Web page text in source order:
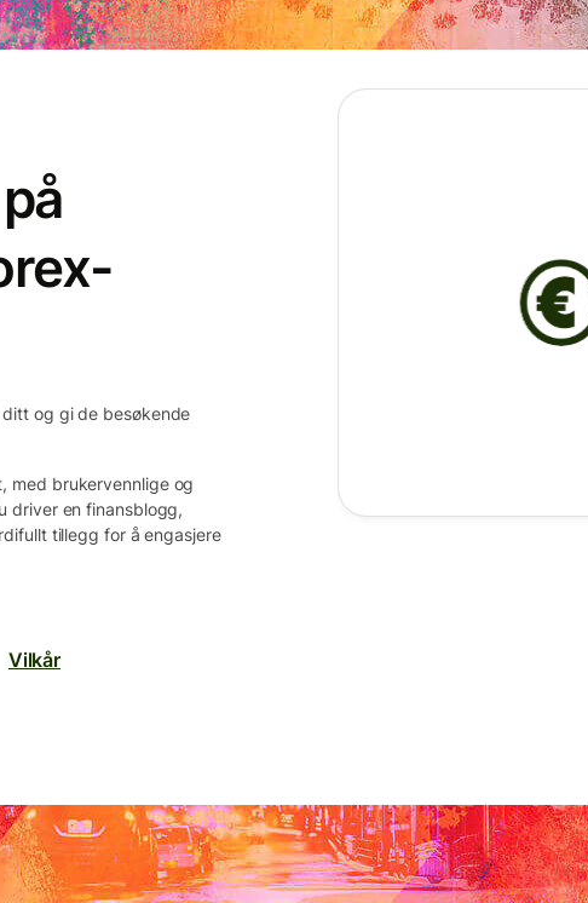
og gi de besøkende
med brukervennlige og
driver en finansblogg,
tillegg for å engasjere
Vilkår